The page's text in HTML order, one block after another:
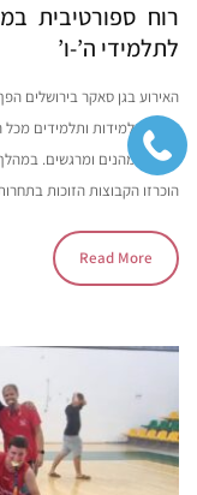
רוח ספורטיבית
לתלמידי ה’-ו’
האירוע בגן סאקר בירושלים
מאות תלמידות ותלמידים מכל
מקצים מהנים ומרגשים.
הוכרזו הקבוצות הזוכות
Read More